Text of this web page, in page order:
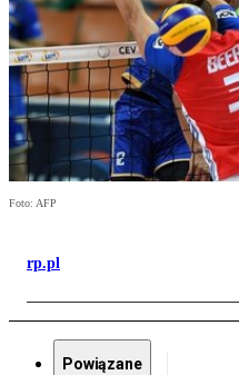
Foto: AFP
rp.pl
Powiązane